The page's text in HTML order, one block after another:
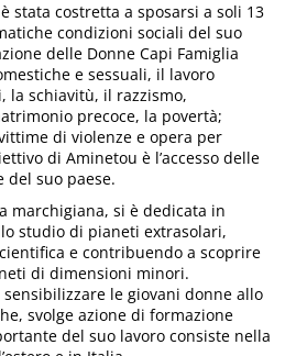
stata costretta a sposarsi a soli 13
condizioni sociali del suo
delle Donne Capi Famiglia
e sessuali, il lavoro
la schiavitù, il razzismo,
precoce, la povertà;
di violenze e opera per
di Aminetou è l’accesso delle
del suo paese.
marchigiana, si è dedicata in
studio di pianeti extrasolari,
e contribuendo a scoprire
di dimensioni minori.
le giovani donne allo
svolge azione di formazione
del suo lavoro consiste nella